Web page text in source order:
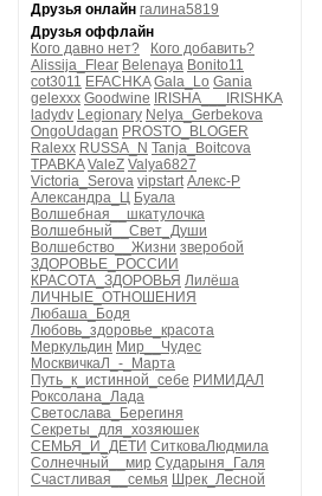
Друзья онлайн галина5819
Друзья оффлайн
Кого давно нет?
Кого добавить?
Alissija_Flear Belenaya Bonito11
cot3011 EFACHKA Gala_Lo Gania
gelexxx Goodwine
IRISHA___IRISHKA
ladydv Legionary Nelya_Gerbekova
OngoUdagan PROSTO_BLOGER
Ralexx RUSSA_N Tanja_Boitcova
TPABKA ValeZ Valya6827
Victoria_Serova vipstart Алекс-Р
Александра_Ц Буала
Волшебная__шкатулочка
Волшебный__Свет_Души
Волшебство__Жизни зверобой
ЗДОРОВЬЕ_РОССИИ
КРАСОТА_ЗДОРОВЬЯ Лилёша
ЛИЧНЫЕ_ОТНОШЕНИЯ
Любаша_Бодя
Любовь_здоровье_красота
Меркульдин Мир__Чудес
МосквичкаЛ_-_Марта
Путь_к_истинной_себе РИМИДАЛ
Роксолана_Лада
Светослава_Берегиня
Секреты_для_хозяюшек
СЕМЬЯ_И_ДЕТИ СитковаЛюдмила
Солнечный__мир Сударыня_Галя
Счастливая__семья Шрек_Лесной